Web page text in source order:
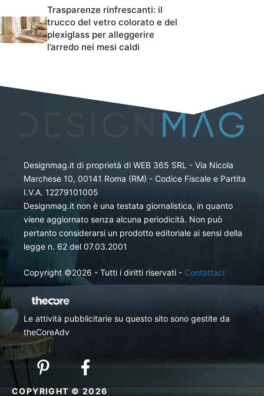
Trasparenze rinfrescanti: il
trucco del vetro colorato e del
plexiglass per alleggerire
l’arredo nei mesi caldi
Designmag.it di proprietà di WEB 365 SRL - Via Nicola
Marchese 10, 00141 Roma (RM) - Codice Fiscale e Partita
I.V.A. 12279101005
Designmag.it non è una testata giornalistica, in quanto
viene aggiornato senza alcuna periodicità. Non può
pertanto considerarsi un prodotto editoriale ai sensi della
legge n. 62 del 07.03.2001
Copyright ©2026 - Tutti i diritti riservati - Contattaci
Le attività pubblicitarie su questo sito sono gestite da
theCoreAdv
COPYRIGHT © 2026